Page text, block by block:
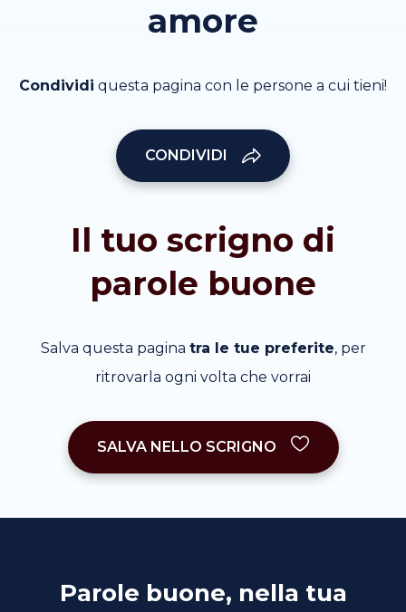
amore
Condividi questa pagina con le persone a cui tieni!
CONDIVIDI
Il tuo scrigno di
parole buone
Salva questa pagina tra le tue preferite, per
ritrovarla ogni volta che vorrai
SALVA NELLO SCRIGNO
Parole buone, nella tua